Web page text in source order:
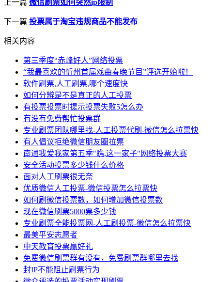
上一篇 微信刷票如何突然ip限制
下一篇 投票属于淘宝违规商品不能发布
相关内容
第三季度“赤峰好人”网络投票
“我最喜欢的忻州首届戏曲春晚节目”评选开始啦！
软件刷票,人工刷票,哪个速度快
如何分辨是不是真正的人工投票
有投票投票时提示投票失败5怎么办
有没有免费帮忙投票群
专业刷票团队哪里找-人工投票代刷-微信怎么拉票快
有人倡议拒绝微信朋友圈拉票
南通我爱我家第五季"瞧,这一家子"网络投票大赛
安全活动投票多少钱什么价格
面对人工刷票很无奈
优质微信人工投票-微信投票怎么拉票快
如何刷微信投票数，如何增加微信投票数
现在微信刷票5000票多少钱
专业刷票全能投票网-人工刷投票-微信怎么拉票快
最美平安志愿者
中天教育投票赢好礼
免费微信刷票群有没有，免费刷票群哪里去找
封IP不能阻止刷票行为